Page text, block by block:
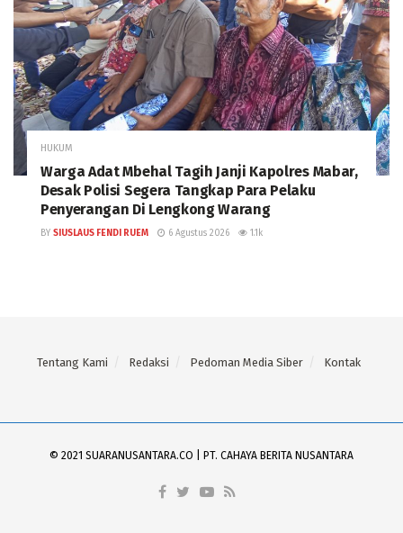
HUKUM
Warga Adat Mbehal Tagih Janji Kapolres Mabar,
Desak Polisi Segera Tangkap Para Pelaku
Penyerangan Di Lengkong Warang
BY SIUSLAUS FENDI RUEM 6 Agustus 2026 1.1k
Tentang Kami Redaksi Pedoman Media Siber Kontak
© 2021 SUARANUSANTARA.CO | PT. CAHAYA BERITA NUSANTARA